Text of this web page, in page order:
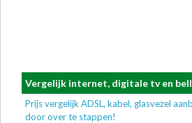
Vergelijk internet, digitale tv en
Prijs vergelijk ADSL, kabel, glasvezel
door over te stappen!